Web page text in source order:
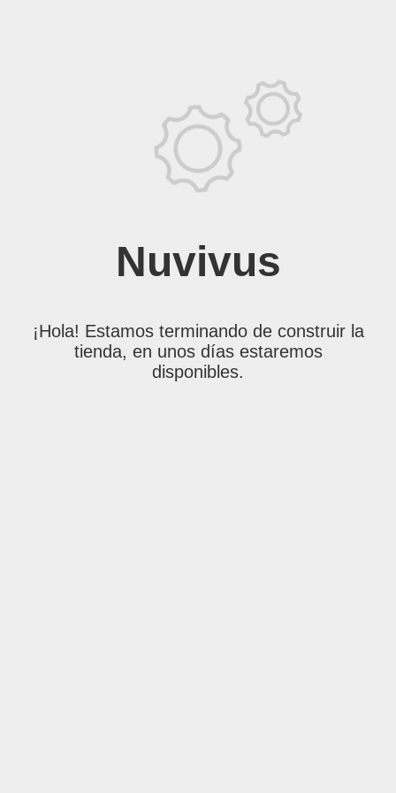
Nuvivus
¡Hola! Estamos terminando de construir la
tienda, en unos días estaremos
disponibles.